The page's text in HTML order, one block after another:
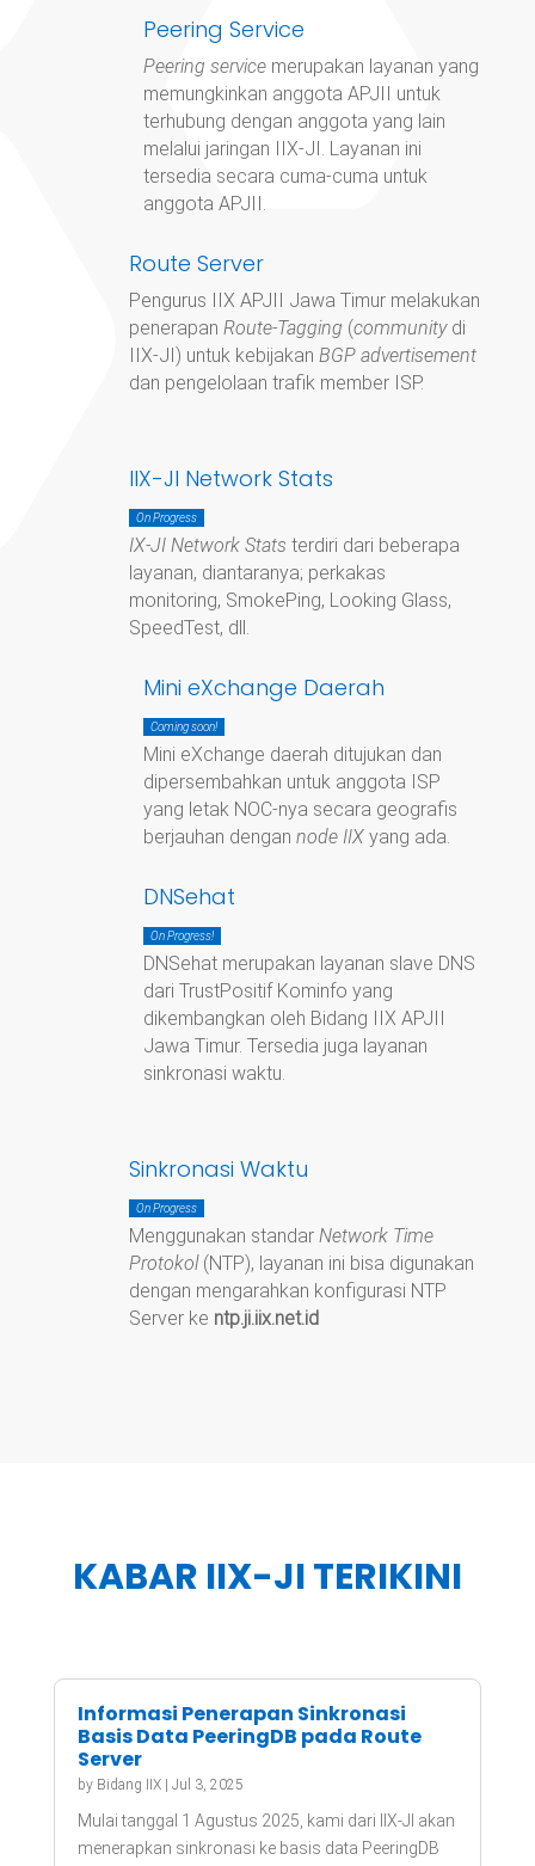
Peering Service
Peering servicemerupakan layanan yang
memungkinkan anggota APJII untuk
terhubung dengan anggota yang lain
melalui jaringan IIX-JI. Layanan ini
tersedia secara cuma-cuma untuk
anggota APJII.
Route Server
Pengurus IIX APJII Jawa Timur melakukan
penerapan Route-Tagging (communitydi
IIX-JI) untuk kebijakan BGP advertisement
dan pengelolaan trafik member ISP.
IIX-JI Network Stats
On Progress
IX-JI Network Stats terdiri dari beberapa
layanan, diantaranya; perkakas
monitoring, SmokePing, Looking Glass,
SpeedTest, dll.
Mini eXchange Daerah
Coming soon!
Mini eXchange daerah ditujukan dan
dipersembahkan untuk anggota ISP
yang letak NOC-nya secara geografis
berjauhan dengan node IIXyang ada.
DNSehat
On Progress!
DNSehat merupakan layanan slave DNS
dari TrustPositif Kominfo yang
dikembangkan oleh Bidang IIX APJII
Jawa Timur. Tersedia juga layanan
sinkronasi waktu.
Sinkronasi Waktu
On Progress
Menggunakan standar Network Time
Protokol(NTP), layanan ini bisa digunakan
dengan mengarahkan konfigurasi NTP
Server ke ntp.ji.iix.net.id
KABAR IIX-JI TERIKINI
Informasi Penerapan Sinkronasi
Basis Data PeeringDB pada Route
Server
by Bidang IIX| Jul 3, 2025
Mulai tanggal 1 Agustus 2025, kami dari IIX-JI akan
menerapkan sinkronasi ke basis data PeeringDB